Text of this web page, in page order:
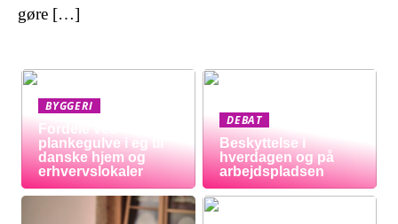
gøre […]
BYGGERI
Fordele ved
plankegulve i eg til
danske hjem og
erhvervslokaler
DEBAT
Beskyttelse i
hverdagen og på
arbejdspladsen